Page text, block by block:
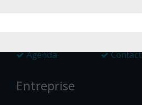
Agenda
Contact
Entreprise